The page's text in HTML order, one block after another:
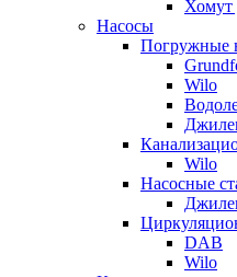
Хомут
Насосы
Погружные
Wilo
Wilo
Насосные
DAB
Wilo